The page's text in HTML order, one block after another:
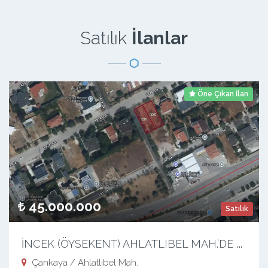
Satılık İlanlar
Öne Çıkan İlan
Satılık
45.000.000
İ
NCEK (ÖYSEKENT) AHLATLIBEL MAH.’DE 1824 CADDE ÜZERİ KÖŞE ÇİFT PARSEL ARSA
Çankaya / Ahlatlıbel Mah.